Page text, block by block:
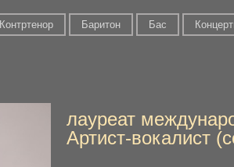
Контртенор Баритон Бас
лауреат
Артист-вокалист